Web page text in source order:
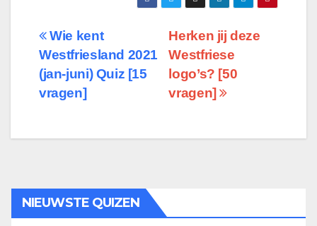
BerichtnavigatieHerken jij deze
Westfriese
logo’s? [50
vragen]
Wie kent
Westfriesland 2021
(jan-juni) Quiz [15
vragen]
NIEUWSTE QUIZEN